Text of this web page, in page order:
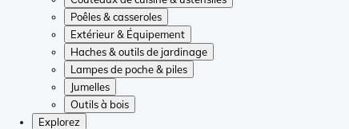
Poêles & casseroles
Extérieur & Équipement
Haches & outils de jardinage
Lampes de poche & piles
Jumelles
Outils à bois
Explorez